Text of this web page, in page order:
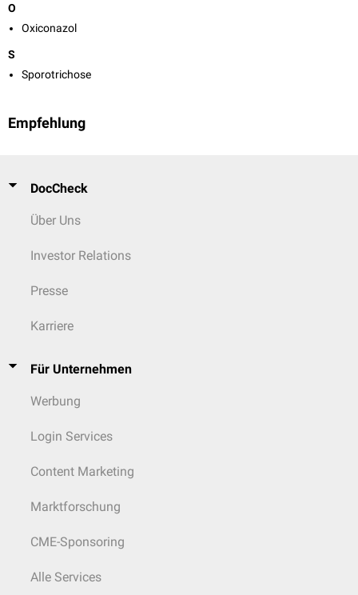
O
Oxiconazol
S
Sporotrichose
Empfehlung
DocCheck
Über Uns
Investor Relations
Presse
Karriere
Für Unternehmen
Werbung
Login Services
Content Marketing
Marktforschung
CME-Sponsoring
Alle Services